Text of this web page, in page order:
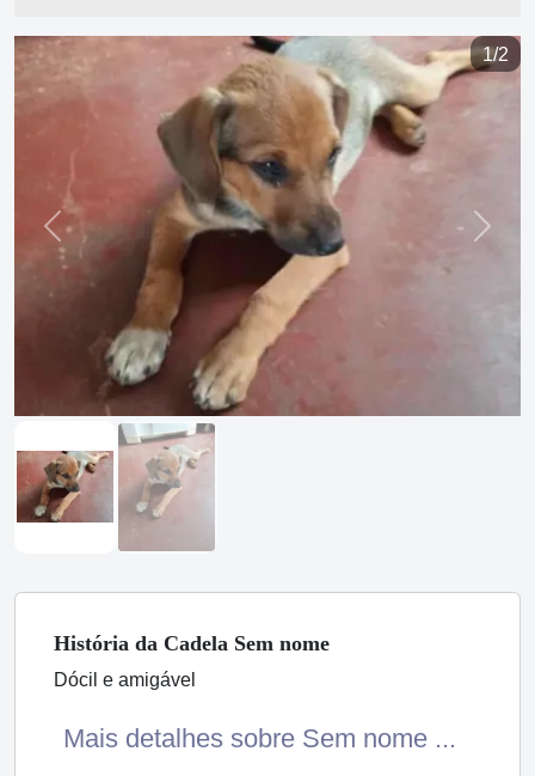
1/2
Previous Next
História da Cadela Sem nome
Dócil e amigável
Mais detalhes sobre Sem nome ...